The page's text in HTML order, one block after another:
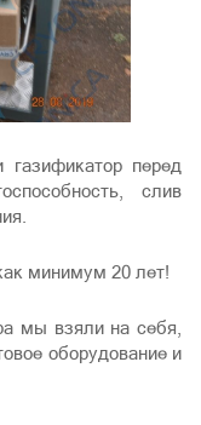
перед
слив
минимум 20 лет!
мы взяли на себя,
оборудование и